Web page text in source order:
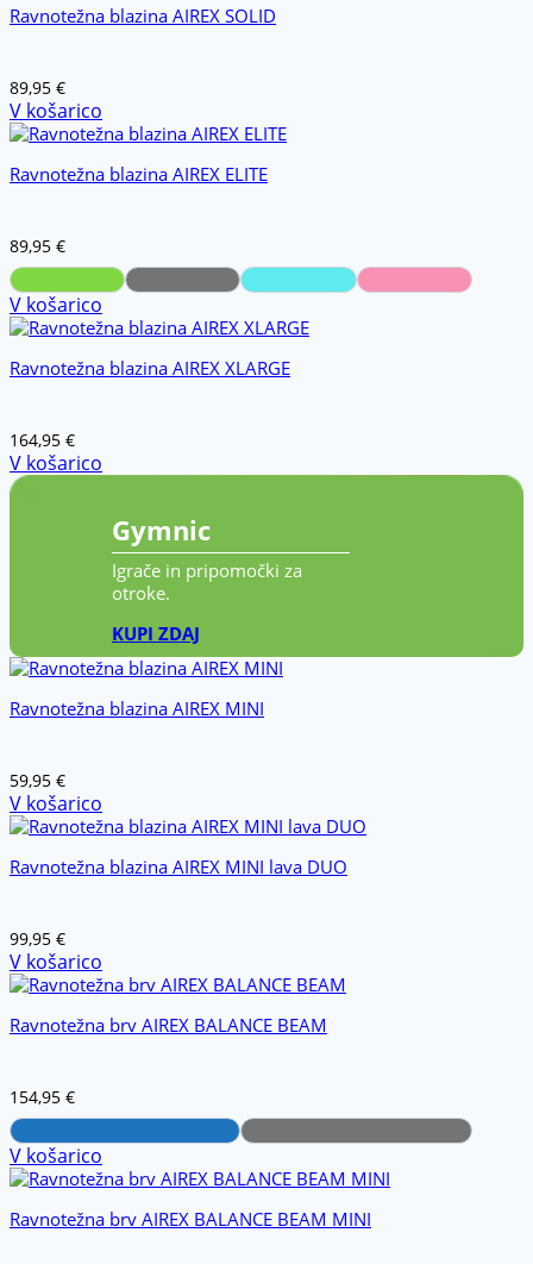
Ravnotežna blazina AIREX SOLID
89,95 €
V košarico
Ravnotežna blazina AIREX ELITE
89,95 €
V košarico
Ravnotežna blazina AIREX XLARGE
164,95 €
V košarico
Gymnic
Igrače in pripomočki za
otroke.
KUPI ZDAJ
Ravnotežna blazina AIREX MINI
59,95 €
V košarico
Ravnotežna blazina AIREX MINI lava DUO
99,95 €
V košarico
Ravnotežna brv AIREX BALANCE BEAM
154,95 €
V košarico
Ravnotežna brv AIREX BALANCE BEAM MINI